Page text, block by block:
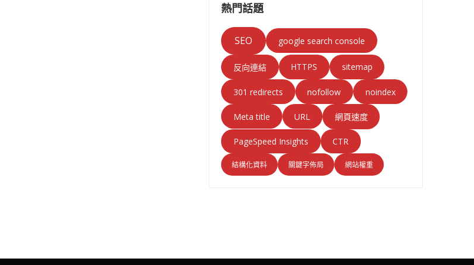
熱門話題
SEO google search console
反向連結 HTTPS sitemap
301 redirects nofollow noindex
Meta title URL 網頁速度
PageSpeed Insights CTR
結構化資料 關鍵字佈局 網站權重